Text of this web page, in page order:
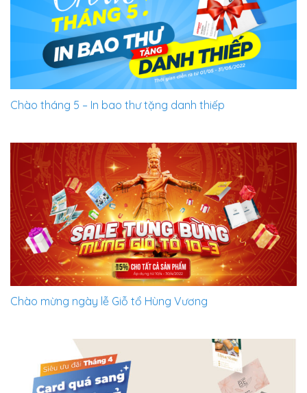
Chào tháng 5 – In bao thư tặng danh thiếp
Chào mừng ngày lễ Giỗ tổ Hùng Vương